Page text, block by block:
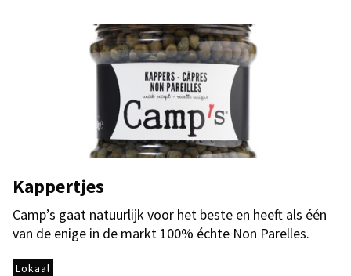
Kappertjes
Camp’s gaat natuurlijk voor het beste en heeft als één
van de enige in de markt 100% échte Non Parelles.
Lokaal